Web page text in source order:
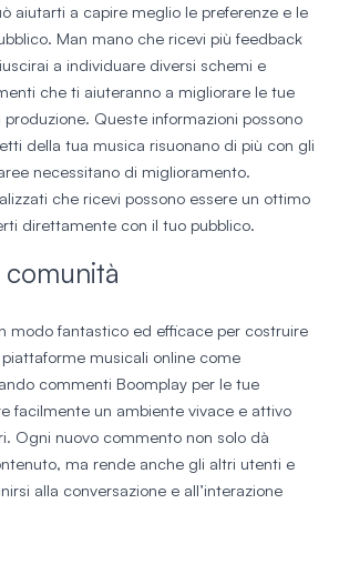
aiutarti a capire meglio le preferenze e le
Man mano che ricevi più feedback
a individuare diversi schemi e
che ti aiuteranno a migliorare le tue
Queste informazioni possono
della tua musica risuonano di più con gli
necessitano di miglioramento.
che ricevi possono essere un ottimo
direttamente con il tuo pubblico.
modo fantastico ed efficace per costruire
musicali online come
commenti Boomplay per le tue
facilmente un ambiente vivace e attivo
Ogni nuovo commento non solo dà
ma rende anche gli altri utenti e
alla conversazione e all’interazione